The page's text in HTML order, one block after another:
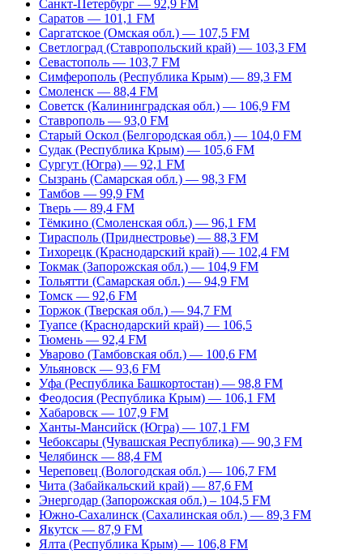
Санкт-Петербург — 92,9 FM
Саратов — 101,1 FM
Саргатское (Омская обл.) — 107,5 FM
Светлоград (Ставропольский край) — 103,3 FM
Севастополь — 103,7 FM
Симферополь (Республика Крым) — 89,3 FM
Смоленск — 88,4 FM
Советск (Калининградская обл.) — 106,9 FM
Ставрополь — 93,0 FM
Старый Оскол (Белгородская обл.) — 104,0 FM
Судак (Республика Крым) — 105,6 FM
Сургут (Югра) — 92,1 FM
Сызрань (Самарская обл.) — 98,3 FM
Тамбов — 99,9 FM
Тверь — 89,4 FM
Тёмкино (Смоленская обл.) — 96,1 FM
Тирасполь (Приднестровье) — 88,3 FM
Тихорецк (Краснодарский край) — 102,4 FM
Токмак (Запорожская обл.) — 104,9 FM
Тольятти (Самарская обл.) — 94,9 FM
Томск — 92,6 FM
Торжок (Тверская обл.) — 94,7 FM
Туапсе (Краснодарский край) — 106,5
Тюмень — 92,4 FM
Уварово (Тамбовская обл.) — 100,6 FM
Ульяновск — 93,6 FM
Уфа (Республика Башкортостан) — 98,8 FM
Феодосия (Республика Крым) — 106,1 FM
Хабаровск — 107,9 FM
Ханты-Мансийск (Югра) — 107,1 FM
Чебоксары (Чувашская Республика) — 90,3 FM
Челябинск — 88,4 FM
Череповец (Вологодская обл.) — 106,7 FM
Чита (Забайкальский край) — 87,6 FM
Энергодар (Запорожская обл.) – 104,5 FM
Южно-Сахалинск (Сахалинская обл.) — 89,3 FM
Якутск — 87,9 FM
Ялта (Республика Крым) — 106,8 FM